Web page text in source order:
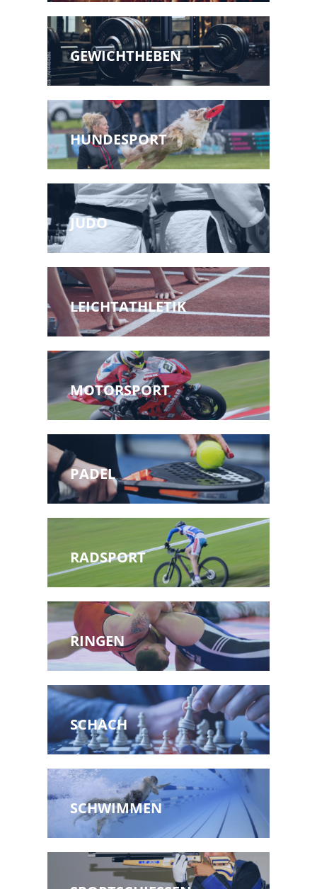
GEWICHTHEBEN
HUNDESPORT
JUDO
LEICHTATHLETIK
MOTORSPORT
PADEL
RADSPORT
RINGEN
SCHACH
SCHWIMMEN